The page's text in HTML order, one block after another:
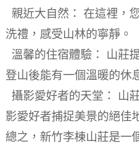
親近大自然： 在這裡，
洗禮，感受山林的寧靜。
溫馨的住宿體驗： 山莊
登山後能有一個溫暖的休
攝影愛好者的天堂： 山
影愛好者捕捉美景的絕佳
總之，新竹李棟山莊是一